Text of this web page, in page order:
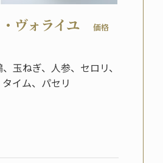
ヴォライユ
価格
玉ねぎ、人参、セロリ、
イム、パセリ